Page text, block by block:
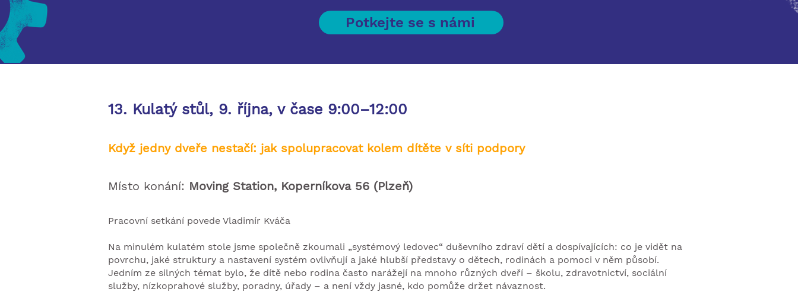
Potkejte se s námi
13. Kulatý stůl, 9. října, v čase 9:00–12:00
Když jedny dveře nestačí: jak spolupracovat kolem dítěte v síti podpory
Místo konání: Moving Station, Koperníkova 56 (Plzeň)
Pracovní setkání povede Vladimír Kváča
Na minulém kulatém stole jsme společně zkoumali „systémový ledovec“ duševního zdraví dětí a dospívajících: co je vidět na
povrchu, jaké struktury a nastavení systém ovlivňují a jaké hlubší představy o dětech, rodinách a pomoci v něm působí.
Jedním ze silných témat bylo, že dítě nebo rodina často narážejí na mnoho různých dveří – školu, zdravotnictví, sociální
služby, nízkoprahové služby, poradny, úřady – a není vždy jasné, kdo pomůže držet návaznost.